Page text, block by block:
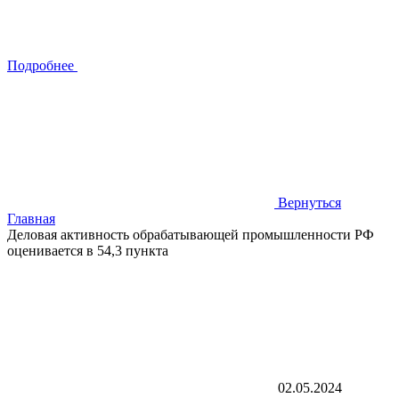
Подробнее
Вернуться
Главная
Деловая активность обрабатывающей промышленности РФ
оценивается в 54,3 пункта
02.05.2024